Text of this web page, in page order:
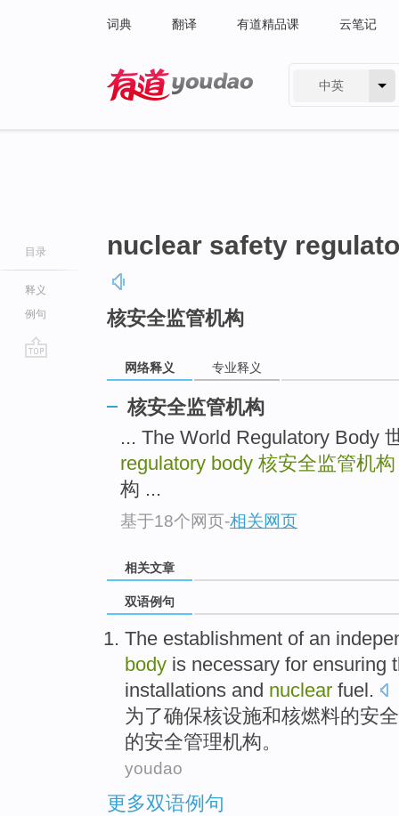
词典 翻译 有道精品课 云笔记
中英
目录
释义
例句
nuclear safety
核安全监管机构
网络释义 专业释义
核安全监管机构
... The World Regulatory Body
regulatory body 核安全监管机构
构 ...
基于18个网页-相关网页
相关文章
双语例句
The establishment of an
body is necessary for ensuring
installations and nuclear fuel.
为了确保核设施和核燃料的安全
的安全管理机构。
youdao
更多双语例句